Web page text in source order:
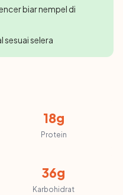
biar nempel di
sesuai selera
18g
Protein
36g
Karbohidrat